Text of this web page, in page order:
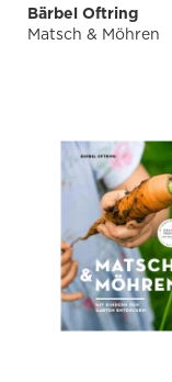
Bärbel Oftring
Matsch & Möhren